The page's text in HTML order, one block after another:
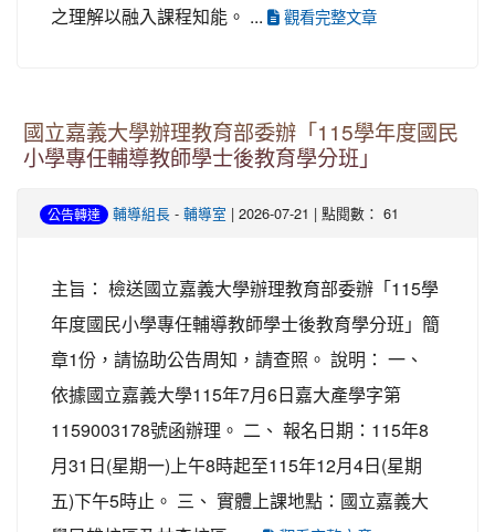
之理解以融入課程知能。 ...
觀看完整文章
國立嘉義大學辦理教育部委辦「115學年度國民
小學專任輔導教師學士後教育學分班」
公告轉達 輔導組長 - 輔導室 | 2026-07-21 | 點閱數： 61
主旨： 檢送國立嘉義大學辦理教育部委辦「115學
年度國民小學專任輔導教師學士後教育學分班」簡
章1份，請協助公告周知，請查照。 說明： 一、
依據國立嘉義大學115年7月6日嘉大產學字第
1159003178號函辦理。 二、 報名日期：115年8
月31日(星期一)上午8時起至115年12月4日(星期
五)下午5時止。 三、 實體上課地點：國立嘉義大